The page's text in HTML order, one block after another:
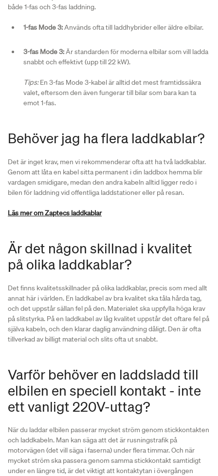
både 1-fas och 3-fas laddning.
1-fas Mode 3:Används ofta till laddhybrider eller äldre elbilar.
3-fas Mode 3:Är standarden för moderna elbilar som vill ladda
snabbt och effektivt (upp till 22 kW).
Tips:En 3-fas Mode 3-kabel är alltid det mest framtidssäkra
valet, eftersom den även fungerar till bilar som bara kan ta
emot 1-fas.
Behöver jag ha flera laddkablar?
Det är inget krav, men vi rekommenderar ofta att ha två laddkablar.
Genom att låta en kabel sitta permanent i din laddbox hemma blir
vardagen smidigare, medan den andra kabeln alltid ligger redo i
bilen för laddning vid offentliga laddstationer eller på resan.
Läs mer om Zaptecs laddkablar
Är det någon skillnad i kvalitet
på olika laddkablar?
Det finns kvalitetsskillnader på olika laddkablar, precis som med allt
annat här i världen. En laddkabel av bra kvalitet ska tåla hårda tag,
och det uppstår sällan fel på den. Materialet ska uppfylla höga krav
på slitstyrka. På en laddkabel av låg kvalitet uppstår det oftare fel på
själva kabeln, och den klarar daglig användning dåligt. Den är ofta
tillverkad av billigt material och slits ofta ut snabbt.
Varför behöver en laddsladd till
elbilen en speciell kontakt - inte
ett vanligt 220V-uttag?
När du laddar elbilen passerar mycket ström genom stickkontakten
och laddkabeln. Man kan säga att det är rusningstrafik på
motorvägen (det vill säga i faserna) under flera timmar. Och när
mycket ström ska passera genom samma stickkontakt samtidigt
under en längre tid, är det viktigt att kontaktytan i övergången